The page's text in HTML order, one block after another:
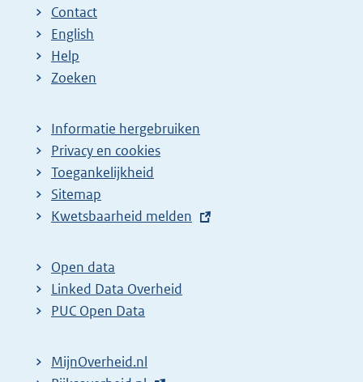
Contact
English
Help
Zoeken
Informatie hergebruiken
Privacy en cookies
Toegankelijkheid
Sitemap
E
t
e
r
l
Kwetsbaarheid melden
Open data
Linked Data Overheid
PUC Open Data
MijnOverheid.nl